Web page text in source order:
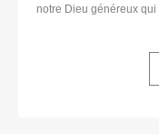
notre Dieu généreux